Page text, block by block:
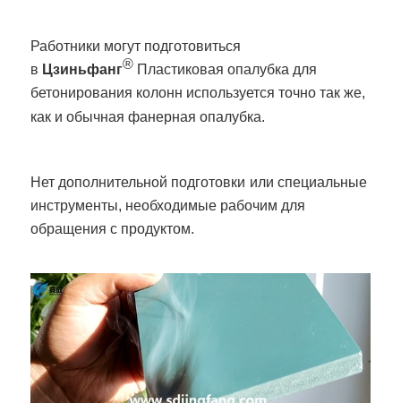
Работники могут подготовиться
в Цзиньфанг® Пластиковая опалубка для
бетонирования колонн используется точно так же,
как и обычная фанерная опалубка.
Нет дополнительной подготовки или специальные
инструменты, необходимые рабочим для
обращения с продуктом.